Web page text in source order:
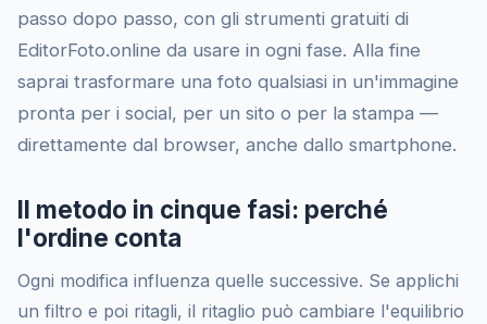
passo dopo passo, con gli strumenti gratuiti di
EditorFoto.online da usare in ogni fase. Alla fine
saprai trasformare una foto qualsiasi in un'immagine
pronta per i social, per un sito o per la stampa —
direttamente dal browser, anche dallo smartphone.
Il metodo in cinque fasi: perché
l'ordine conta
Ogni modifica influenza quelle successive. Se applichi
un filtro e poi ritagli, il ritaglio può cambiare l'equilibrio